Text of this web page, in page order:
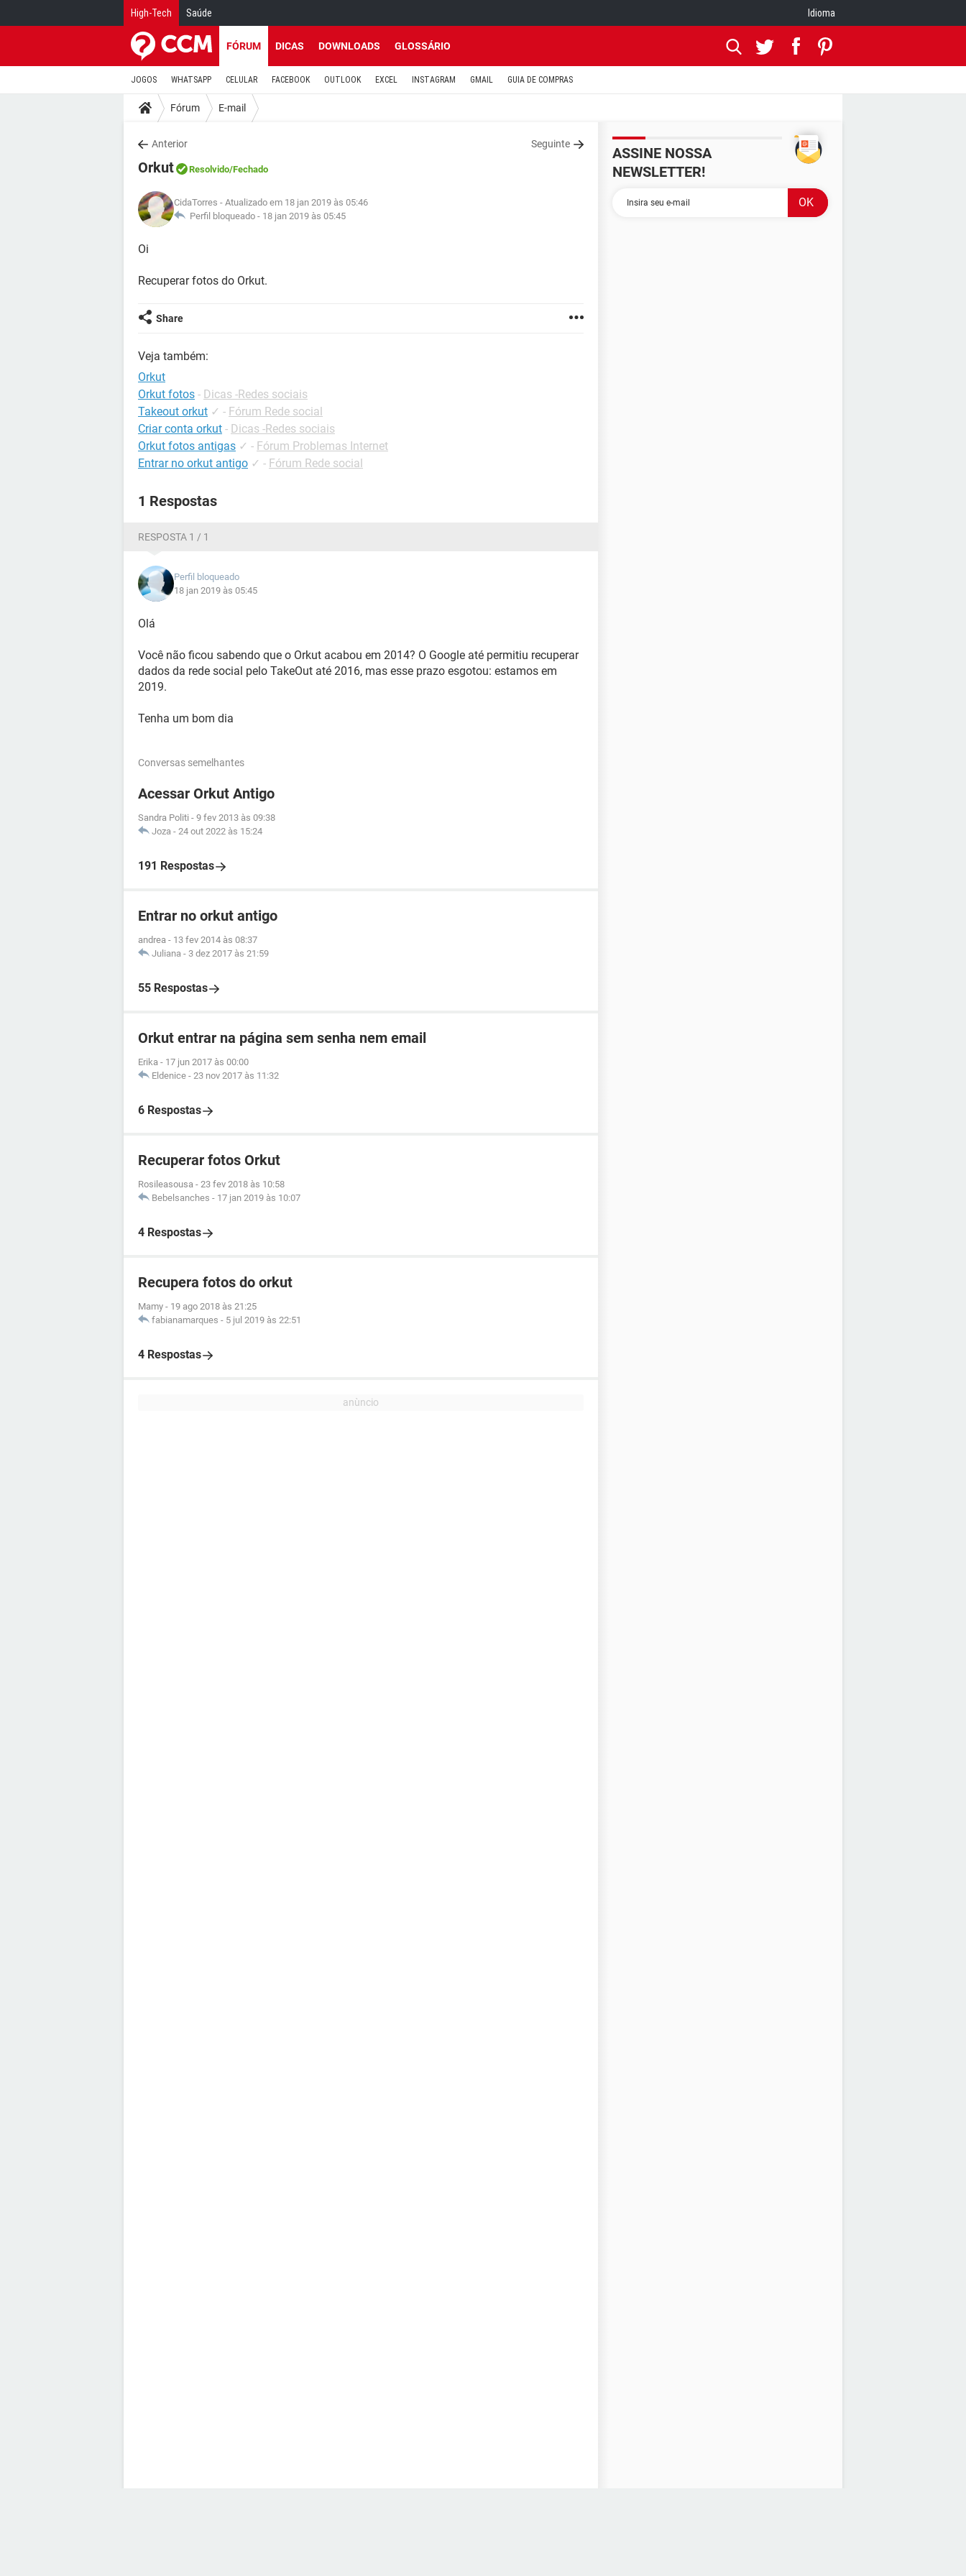
High-Tech Saúde Idioma
FÓRUM DICAS DOWNLOADS GLOSSÁRIO
JOGOS WHATSAPP CELULAR FACEBOOK OUTLOOK EXCEL INSTAGRAM GMAIL GUIA DE COMPRAS
Fórum E-mail
Anterior Seguinte
Orkut Resolvido/Fechado
CidaTorres - Atualizado em 18 jan 2019 às 05:46
Perfil bloqueado - 18 jan 2019 às 05:45
Oi
Recuperar fotos do Orkut.
Share
Veja também:
Orkut
Orkut fotos - Dicas -Redes sociais
Takeout orkut ✓ - Fórum Rede social
Criar conta orkut - Dicas -Redes sociais
Orkut fotos antigas ✓ - Fórum Problemas Internet
Entrar no orkut antigo ✓ - Fórum Rede social
1 Respostas
RESPOSTA 1 / 1
Perfil bloqueado
18 jan 2019 às 05:45
Olá
Você não ficou sabendo que o Orkut acabou em 2014? O Google até permitiu recuperar
dados da rede social pelo TakeOut até 2016, mas esse prazo esgotou: estamos em
2019.
Tenha um bom dia
Conversas semelhantes
Acessar Orkut Antigo
Sandra Politi - 9 fev 2013 às 09:38
Joza - 24 out 2022 às 15:24
191 Respostas
Entrar no orkut antigo
andrea - 13 fev 2014 às 08:37
Juliana - 3 dez 2017 às 21:59
55 Respostas
Orkut entrar na página sem senha nem email
Erika - 17 jun 2017 às 00:00
Eldenice - 23 nov 2017 às 11:32
6 Respostas
Recuperar fotos Orkut
Rosileasousa - 23 fev 2018 às 10:58
Bebelsanches - 17 jan 2019 às 10:07
4 Respostas
Recupera fotos do orkut
Mamy - 19 ago 2018 às 21:25
fabianamarques - 5 jul 2019 às 22:51
4 Respostas
ASSINE NOSSA
NEWSLETTER!